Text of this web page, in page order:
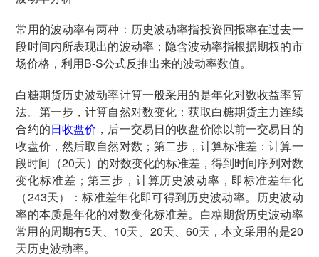
常用的波动率有两种：历史波动率指投资回报率在过去一
段时间内所表现出的波动率；隐含波动率指根据期权的市
场价格，利用B-S公式反推出来的波动率数值。
白糖期货历史波动率计算一般采用的是年化对数收益率算
法。第一步，计算自然对数变化：获取白糖期货主力连续
合约的日收盘价 ，后一交易日的收盘价除以前一交易日的
收盘价，然后取自然对数；第二步，计算标准差：计算一
段时间（20天）的对数变化的标准差，得到时间序列对数
变化标准差；第三步，计算历史波动率，即标准差年化
（243天）：标准差年化即可得到历史波动率。历史波动
率的本质是年化的对数变化标准差。白糖期货历史波动率
常用的周期有5天、10天、20天、60天，本文采用的是20
天历史波动率。